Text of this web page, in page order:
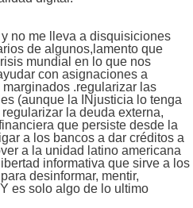
no me lleva a disquisiciones
de algunos,lamento que
mundial en lo que nos
con asignaciones a
.regularizar las
(aunque la INjusticia lo tenga
la deuda externa,
que persiste desde la
a los bancos a dar créditos a
a la unidad latino americana
informativa que sirve a los
desinformar, mentir,
es solo algo de lo ultimo